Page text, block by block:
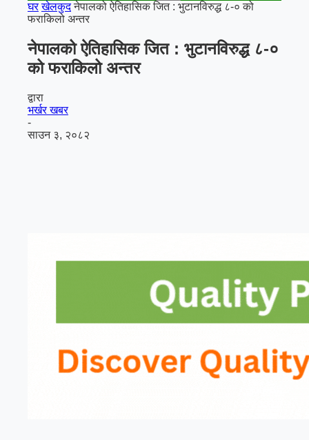
घर खेलकुद नेपालको ऐतिहासिक जित : भुटानविरुद्ध ८-० को
फराकिलो अन्तर
नेपालको ऐतिहासिक जित : भुटानविरुद्ध ८-०
को फराकिलो अन्तर
द्वारा
भर्खर खबर
-
साउन ३, २०८२